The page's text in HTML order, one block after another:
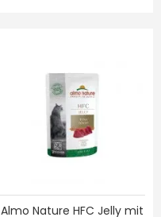
Almo Nature HFC Jelly mit